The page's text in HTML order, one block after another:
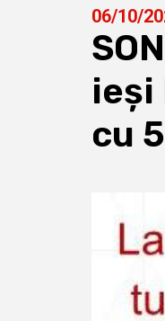
06/10/
ieși
cu